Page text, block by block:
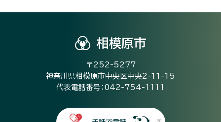
相模原市
〒252-5277
神奈川県相模原市中央区中央2-11-15
代表電話番号：042-754-1111